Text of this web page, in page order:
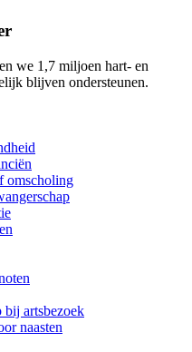
we 1,7 miljoen hart- en
blijven ondersteunen.
omscholing
bij artsbezoek
naasten